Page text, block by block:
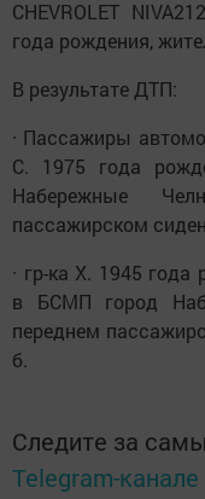
CHEVROLET
года рождения,
В результате ДТП:
· Пассажиры
С. 1975 года
Набережные
пассажирском
· гр-ка Х. 1945 года
в БСМП город
переднем
б.
Следите за
Telegram-канале